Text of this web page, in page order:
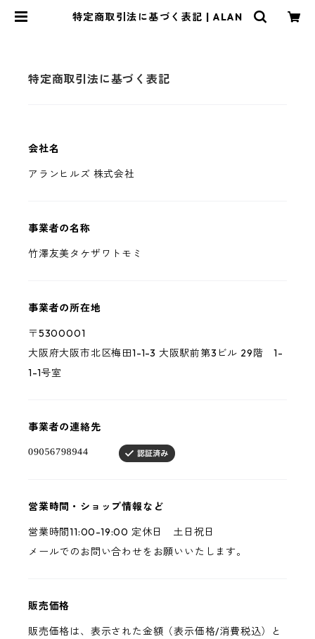
特定商取引法に基づく表記 | ALAN
特定商取引法に基づく表記
会社名
アランヒルズ 株式会社
事業者の名称
竹澤友美タケザワトモミ
事業者の所在地
〒5300001
大阪府大阪市北区梅田1-1-3 大阪駅前第3ビル 29階 1-
1-1号室
事業者の連絡先
営業時間・ショップ情報など
営業時間11:00-19:00 定休日 土日祝日
メールでのお問い合わせをお願いいたします。
販売価格
販売価格は、表示された金額（表示価格/消費税込）と